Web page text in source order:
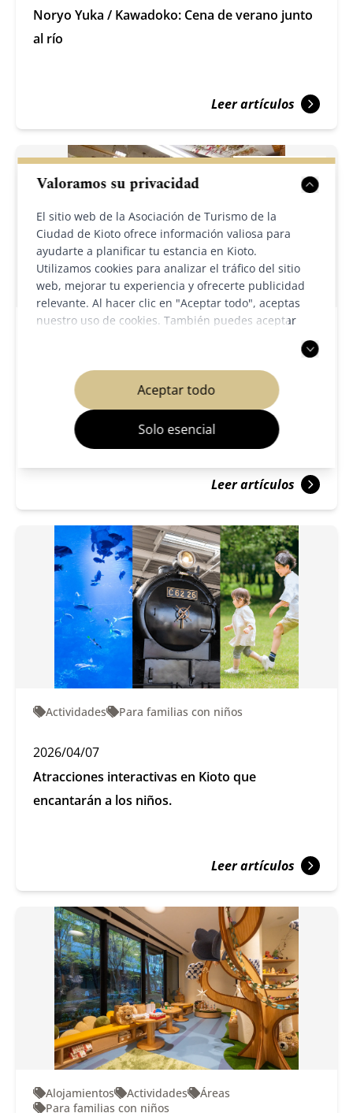
Valoramos su privacidad
El sitio web de la Asociación de Turismo de la
Ciudad de Kioto ofrece información valiosa para
ayudarte a planificar tu estancia en Kioto.
Utilizamos cookies para analizar el tráfico del sitio
web, mejorar tu experiencia y ofrecerte publicidad
relevante. Al hacer clic en "Aceptar todo", aceptas
nuestro uso de cookies. También puedes aceptar
Aceptar todo
Solo esencial
Noryo Yuka / Kawadoko: Cena de verano junto
al río
Leer artículos
Gente
2026/04/14
Experimente la pintura a mano Kyō-Yūzen en
un estudio auténtico.
Leer artículos
Actividades Para familias con niños
2026/04/07
Atracciones interactivas en Kioto que
encantarán a los niños.
Leer artículos
Alojamientos Actividades
Áreas
Para familias con niños